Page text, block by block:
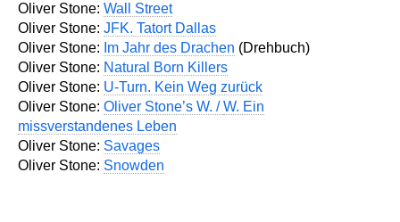
Oliver Stone: Wall Street
Oliver Stone: JFK. Tatort Dallas
Oliver Stone: Im Jahr des Drachen (Drehbuch)
Oliver Stone: Natural Born Killers
Oliver Stone: U-Turn. Kein Weg zurück
Oliver Stone: Oliver Stone’s W. /W. Ein
missverstandenes Leben
Oliver Stone: Savages
Oliver Stone: Snowden